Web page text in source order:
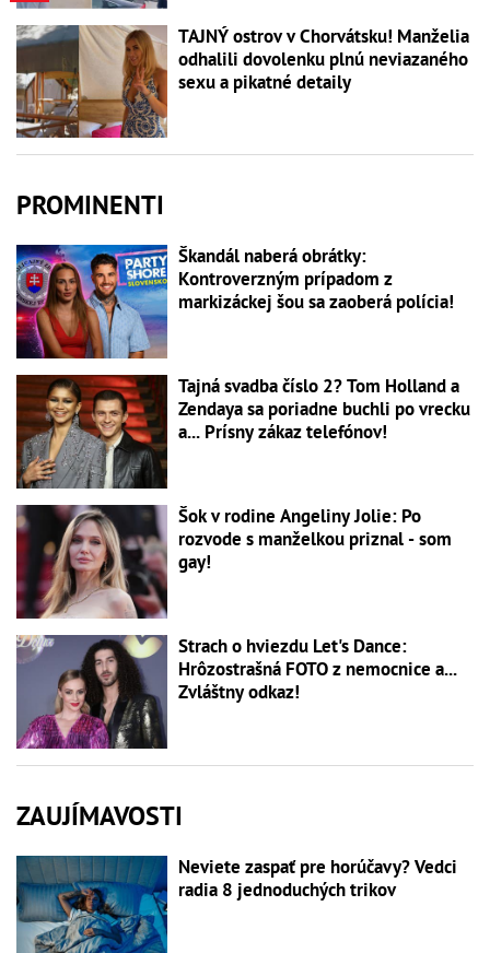
TAJNÝ ostrov v Chorvátsku! Manželia
odhalili dovolenku plnú neviazaného
sexu a pikatné detaily
PROMINENTI
Škandál naberá obrátky:
Kontroverzným prípadom z
markizáckej šou sa zaoberá polícia!
Tajná svadba číslo 2? Tom Holland a
Zendaya sa poriadne buchli po vrecku
a... Prísny zákaz telefónov!
Šok v rodine Angeliny Jolie: Po
rozvode s manželkou priznal - som
gay!
Strach o hviezdu Let's Dance:
Hrôzostrašná FOTO z nemocnice a...
Zvláštny odkaz!
ZAUJÍMAVOSTI
Neviete zaspať pre horúčavy? Vedci
radia 8 jednoduchých trikov